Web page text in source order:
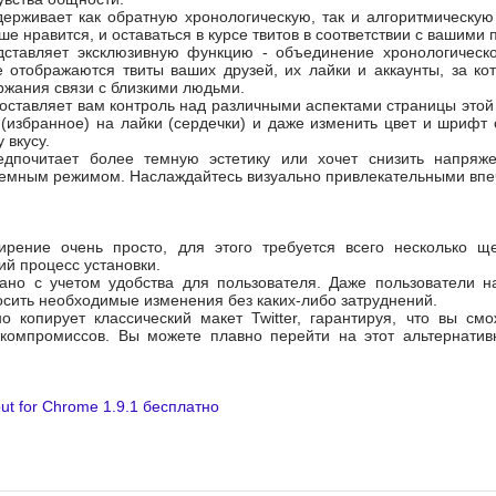
как обратную хронологическую, так и
нравится, и оставаться в курсе твитов в соответствии с
эксклюзивную функцию - объединение
твиты ваших друзей, их лайки и аккаунты, за
связи с близкими людьми.
вам контроль над различными аспектами страницы
на лайки (сердечки) и даже изменить цвет и
более темную эстетику или хочет снизить
режимом. Наслаждайтесь визуально привлекательными
очень просто, для этого требуется всего
процесс установки.
с учетом удобства для пользователя. Даже пользователи
необходимые изменения без каких-либо затруднений.
копирует классический макет Twitter, гарантируя, что вы
Вы можете плавно перейти на этот
for Chrome 1.9.1 бесплатно